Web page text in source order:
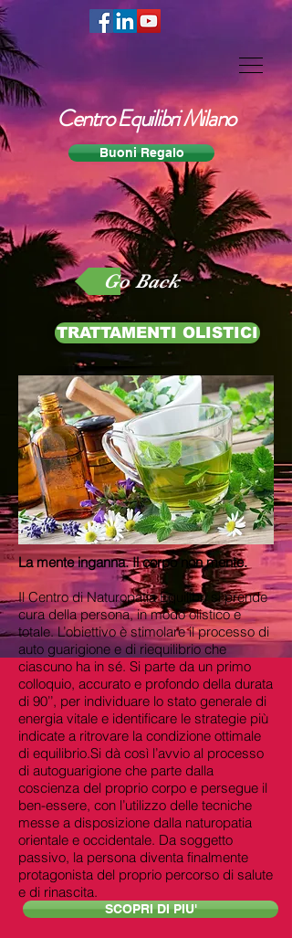
Centro Equilibri Milano
Buoni Regalo
Go Back
TRATTAMENTI OLISTICI
La mente inganna. Il corpo non mente.
Il Centro di Naturopatia Equilibri si prende
cura della persona, in modo olistico e
totale. L’obiettivo è stimolare il processo di
auto guarigione e di riequilibrio che
ciascuno ha in sé. Si parte da un primo
colloquio, accurato e profondo della durata
di 90’’, per individuare lo stato generale di
energia vitale e identificare le strategie più
indicate a ritrovare la condizione ottimale
di equilibrio.Si dà così l’avvio al processo
di autoguarigione che parte dalla
coscienza del proprio corpo e persegue il
ben-essere, con l’utilizzo delle tecniche
messe a disposizione dalla naturopatia
orientale e occidentale. Da soggetto
passivo, la persona diventa finalmente
protagonista del proprio percorso di salute
e di rinascita.
SCOPRI DI PIU'